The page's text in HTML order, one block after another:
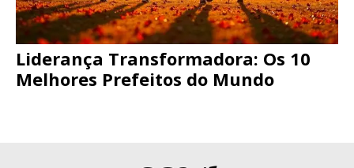
Liderança Transformadora: Os 10
Melhores Prefeitos do Mundo